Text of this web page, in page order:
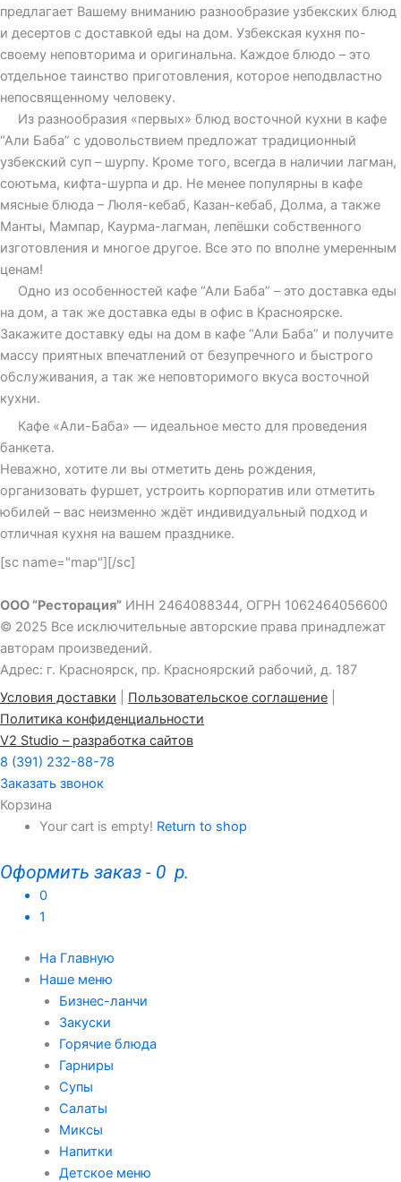
предлагает Вашему вниманию разнообразие узбекских блюд
и десертов с доставкой еды на дом. Узбекская кухня по-
своему неповторима и оригинальна. Каждое блюдо – это
отдельное таинство приготовления, которое неподвластно
непосвященному человеку.
Из разнообразия «первых» блюд восточной кухни в кафе
“Али Баба” с удовольствием предложат традиционный
узбекский суп – шурпу. Кроме того, всегда в наличии лагман,
соютьма, кифта-шурпа и др. Не менее популярны в кафе
мясные блюда – Люля-кебаб, Казан-кебаб, Долма, а также
Манты, Мампар, Каурма-лагман, лепёшки собственного
изготовления и многое другое. Все это по вполне умеренным
ценам!
Одно из особенностей кафе “Али Баба” – это доставка еды
на дом, а так же доставка еды в офис в Красноярске.
Закажите доставку еды на дом в кафе “Али Баба” и получите
массу приятных впечатлений от безупречного и быстрого
обслуживания, а так же неповторимого вкуса восточной
кухни.
Кафе «Али-Баба» — идеальное место для проведения
банкета.
Неважно, хотите ли вы отметить день рождения,
организовать фуршет, устроить корпоратив или отметить
юбилей – вас неизменно ждёт индивидуальный подход и
отличная кухня на вашем празднике.
[sc name="map"][/sc]
ООО “Ресторация” ИНН 2464088344, ОГРН 1062464056600
© 2025 Все исключительные авторские права принадлежат
авторам произведений.
Адрес: г. Красноярск, пр. Красноярский рабочий, д. 187
Условия доставки
Пользовательское соглашение
Политика конфиденциальности
V2 Studio – разработка сайтов
8 (391) 232-88-78
Заказать звонок
Корзина
Your cart is empty! Return to shop
Оформить заказ - 0 р.
0
1
На Главную
Наше меню
Бизнес-ланчи
Закуски
Горячие блюда
Гарниры
Супы
Салаты
Миксы
Напитки
Детское меню